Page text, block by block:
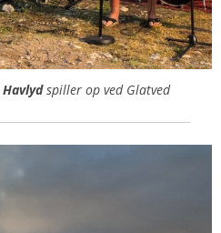
Havlydspiller op ved Glatved